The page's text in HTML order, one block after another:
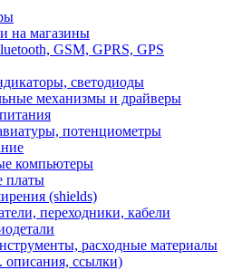
на магазины
GSM, GPRS, GPS
светодиоды
механизмы и драйверы
потенциометры
компьютеры
платы
(shields)
переходники, кабели
расходные материалы
описания, ссылки)